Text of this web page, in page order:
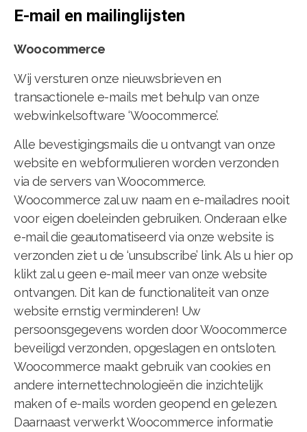
E-mail en mailinglijsten
Woocommerce
Wij versturen onze nieuwsbrieven en
transactionele e-mails met behulp van onze
webwinkelsoftware ‘Woocommerce’.
Alle bevestigingsmails die u ontvangt van onze
website en webformulieren worden verzonden
via de servers van Woocommerce.
Woocommerce zal uw naam en e-mailadres nooit
voor eigen doeleinden gebruiken. Onderaan elke
e-mail die geautomatiseerd via onze website is
verzonden ziet u de ‘unsubscribe’ link. Als u hier op
klikt zal u geen e-mail meer van onze website
ontvangen. Dit kan de functionaliteit van onze
website ernstig verminderen! Uw
persoonsgegevens worden door Woocommerce
beveiligd verzonden, opgeslagen en ontsloten.
Woocommerce maakt gebruik van cookies en
andere internettechnologieën die inzichtelijk
maken of e-mails worden geopend en gelezen.
Daarnaast verwerkt Woocommerce informatie